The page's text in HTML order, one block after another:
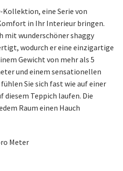
Kollektion, eine Serie von
in Ihr Interieur bringen.
mit wunderschöner shaggy
wodurch er eine einzigartige
Gewicht von mehr als 5
und einem sensationellen
Sie sich fast wie auf einer
diesem Teppich laufen. Die
Raum einen Hauch
Meter